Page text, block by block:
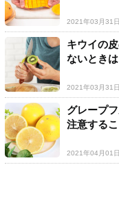
2021年03月31日
キウイの
ないときは
2021年03月31日
グレープ
注意する
2021年04月01日